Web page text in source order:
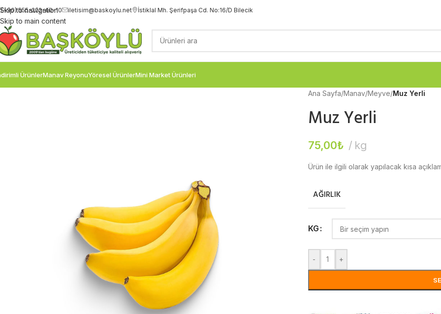
Skip to navigation
Skip to main content
(+90)555-222-40-10 iletisim@baskoylu.net İstiklal Mh. Şerifpaşa Cd. No:16/D Bilecik
ÜrünlerManav ReyonuYöresel ÜrünlerMini Market Ürünleri
Ana Sayfa/Manav/Meyve/Muz Yerli
Muz Yerli
75,00₺ kg
Ürün ile ilgili olarak yapılacak kısa
AĞIRLIK
KG
- +